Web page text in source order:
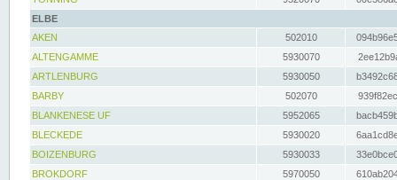
ELBE
AKEN
502010
ALTENGAMME
5930070
ARTLENBURG
5930050
BARBY
502070
BLANKENESE UF
5952065
BLECKEDE
5930020
BOIZENBURG
5930033
BROKDORF
5970050